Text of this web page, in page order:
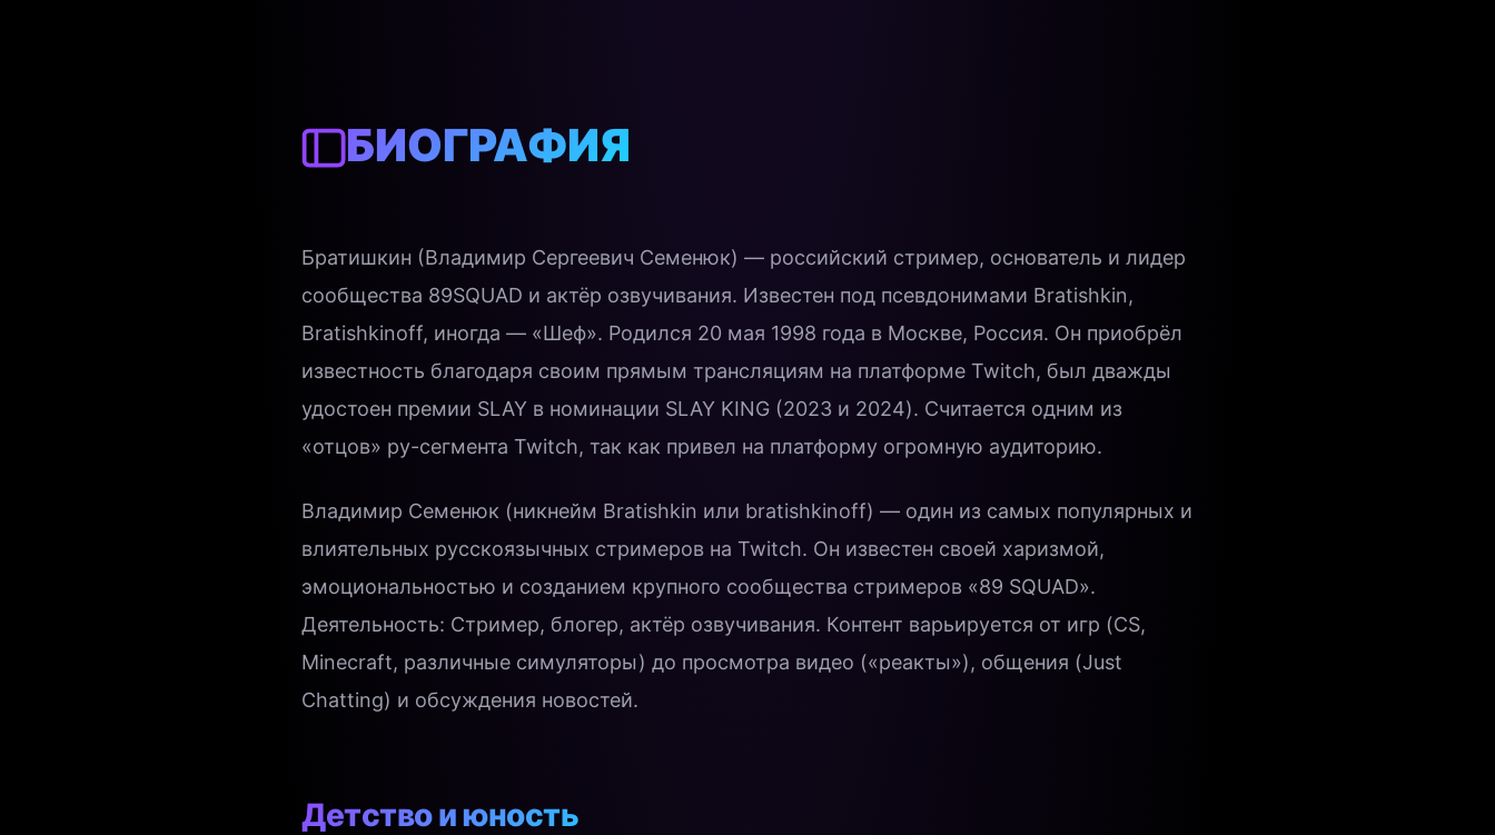
БИОГРАФИЯ
Братишкин (Владимир Сергеевич Семенюк) — российский стример, основатель и лидер
сообщества 89SQUAD и актёр озвучивания. Известен под псевдонимами Bratishkin,
Bratishkinoff, иногда — «Шеф». Родился 20 мая 1998 года в Москве, Россия. Он приобрёл
известность благодаря своим прямым трансляциям на платформе Twitch, был дважды
удостоен премии SLAY в номинации SLAY KING (2023 и 2024). Считается одним из
«отцов» ру-сегмента Twitch, так как привел на платформу огромную аудиторию.
Владимир Семенюк (никнейм Bratishkin или bratishkinoff) — один из самых популярных и
влиятельных русскоязычных стримеров на Twitch. Он известен своей харизмой,
эмоциональностью и созданием крупного сообщества стримеров «89 SQUAD».
Деятельность: Стример, блогер, актёр озвучивания. Контент варьируется от игр (CS,
Minecraft, различные симуляторы) до просмотра видео («реакты»), общения (Just
Chatting) и обсуждения новостей.
Детство и юность